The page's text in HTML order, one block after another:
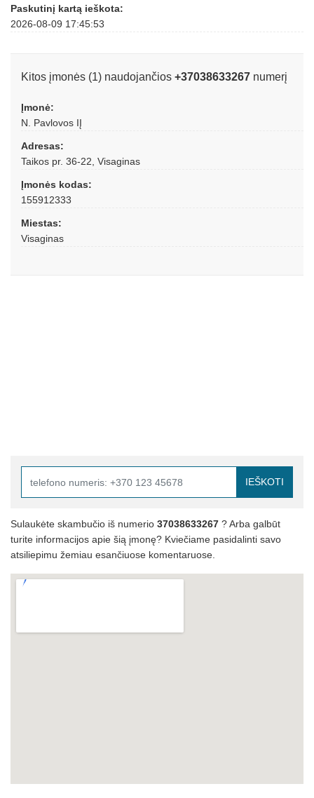
Paskutinį kartą ieškota:
2026-08-09 17:45:53
Kitos įmonės (1) naudojančios +37038633267 numerį
Įmonė:
N. Pavlovos IĮ
Adresas:
Taikos pr. 36-22, Visaginas
Įmonės kodas:
155912333
Miestas:
Visaginas
IEŠKOTI
Sulaukėte skambučio iš numerio 37038633267 ? Arba galbūt
turite informacijos apie šią įmonę? Kviečiame pasidalinti savo
atsiliepimu žemiau esančiuose komentaruose.